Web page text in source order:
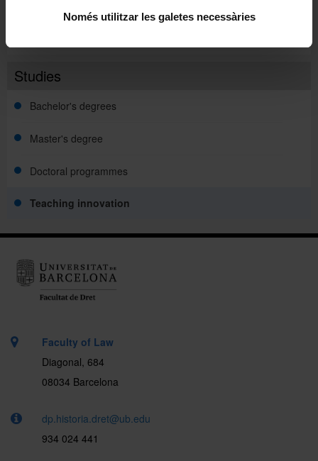
Només utilitzar les galetes necessàries
Studies
Bachelor's degrees
Master's degree
Doctoral programmes
Teaching innovation
Campus Virtual
Faculty of Law
Diagonal, 684
08034 Barcelona
dp.historia.dret@ub.edu
934 024 441